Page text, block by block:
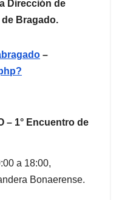
Dirección de
Bragado.
–
– 1° Encuentro de
a 18:00,
Bonaerense.